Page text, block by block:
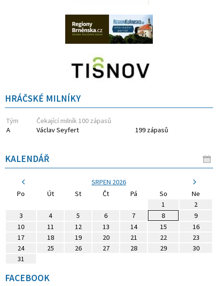
HRÁČSKÉ MILNÍKY
Tým
Čekající milník 100 zápasů
A
Václav Seyfert 199 zápasů
KALENDÁŘ
SRPEN 2026
Po
Út St Čt Pá So
Ne
1
2
3
4 5 6 7 8
9
10
11 12 13 14 15
16
17
18 19 20 21 22
23
24
25 26 27 28 29
30
31
FACEBOOK